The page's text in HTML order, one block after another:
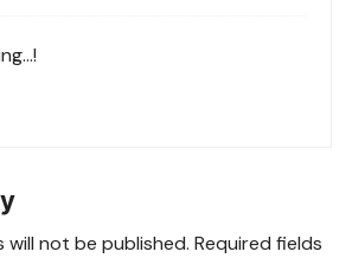
will not be published. Required fields